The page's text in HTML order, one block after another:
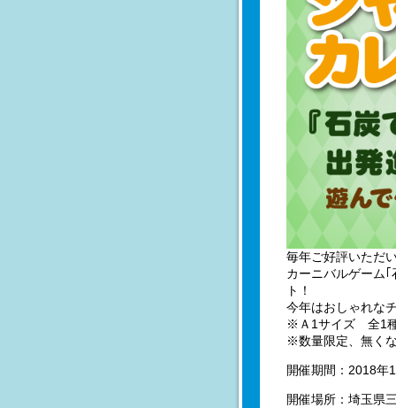
毎年ご好評いただ
カーニバルゲーム
ト！
今年はおしゃれな
※Ａ1サイズ 全1
※数量限定、無く
開催期間：2018年
開催場所：埼玉県